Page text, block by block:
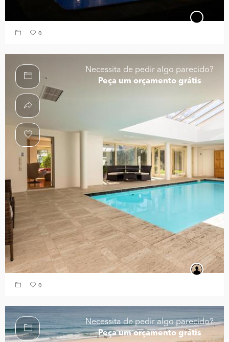
0
Necessita de pedir algo parecido?
Peça um orçamento grátis
0
Necessita de pedir algo parecido?
Peça um orçamento grátis